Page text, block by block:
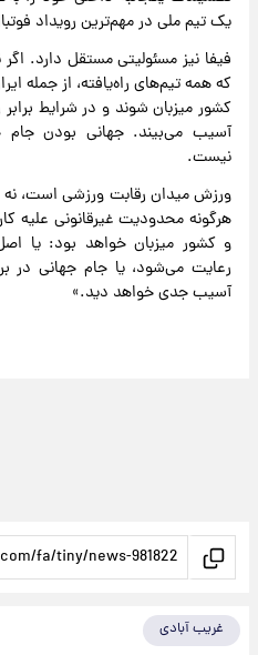
یک تیم ملی در مهم‌ترین رویداد
فیفا نیز مسئولیتی مستقل دارد. اگر
که همه تیم‌های راه‌یافته، از جمله
کشور میزبان شوند و در شرایط برابر
آسیب می‌بیند. جهانی بودن جام
نیست.
ورزش میدان رقابت ورزشی است، نه
هرگونه محدودیت غیرقانونی علیه
و کشور میزبان خواهد بود: یا
رعایت می‌شود، یا جام جهانی در
آسیب جدی خواهد دید.»
غریب آبادی